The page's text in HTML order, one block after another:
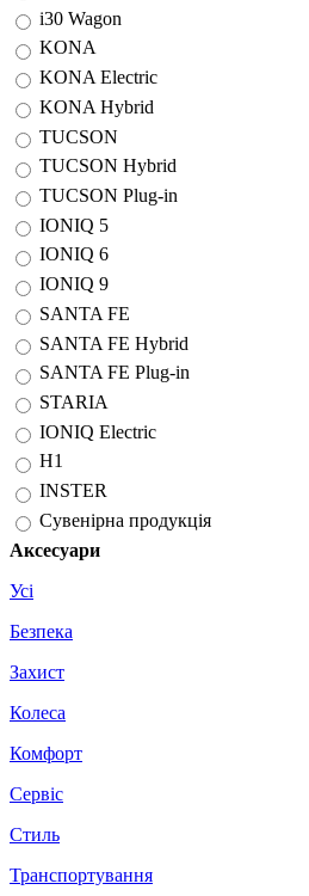
i30 Wagon
KONA
KONA Electric
KONA Hybrid
TUCSON
TUCSON Hybrid
TUCSON Plug-in
IONIQ 5
IONIQ 6
IONIQ 9
SANTA FE
SANTA FE Hybrid
SANTA FE Plug-in
STARIA
IONIQ Electric
H1
INSTER
Сувенірна продукція
Аксесуари
Усі
Безпека
Захист
Колеса
Комфорт
Сервіс
Стиль
Транспортування